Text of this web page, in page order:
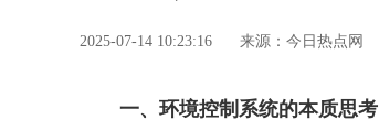
2025-07-14 10:23:16 来源：今日热点网
一、环境控制系统的本质思考